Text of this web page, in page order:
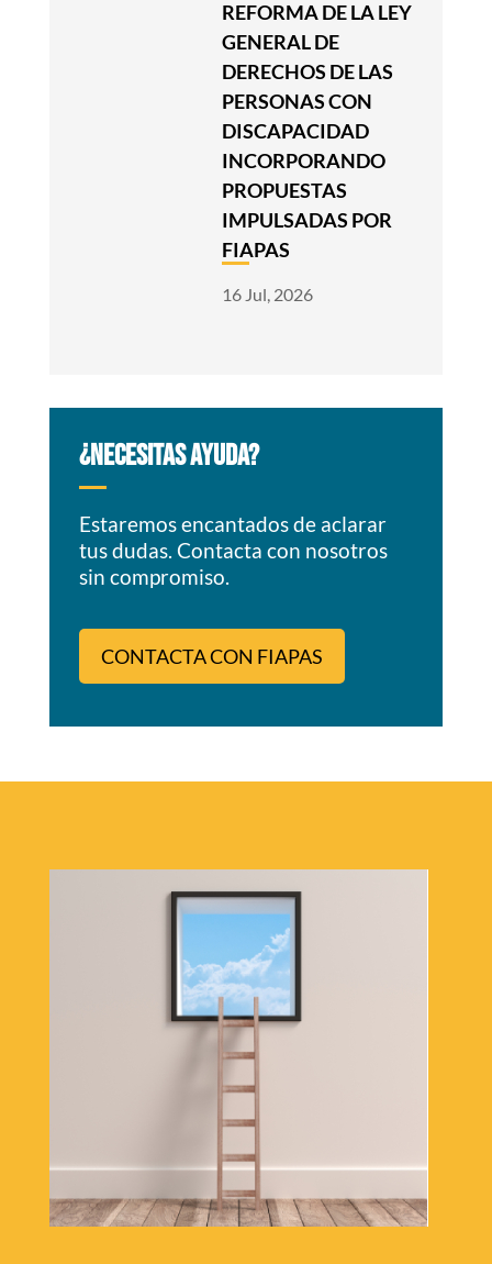
REFORMA DE LA LEY
GENERAL DE
DERECHOS DE LAS
PERSONAS CON
DISCAPACIDAD
INCORPORANDO
PROPUESTAS
IMPULSADAS POR
FIAPAS
16 Jul, 2026
¿NECESITAS AYUDA?
Estaremos encantados de aclarar
tus dudas. Contacta con nosotros
sin compromiso.
CONTACTA CON FIAPAS